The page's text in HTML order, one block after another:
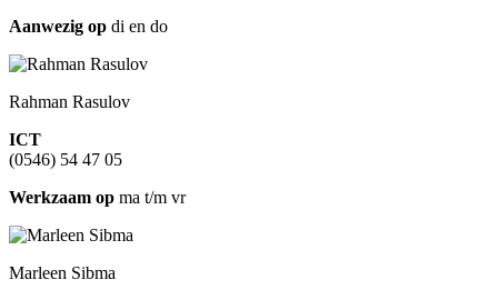
Aanwezig op di en do
Rahman Rasulov
ICT
(0546) 54 47 05
Werkzaam op ma t/m vr
Marleen Sibma